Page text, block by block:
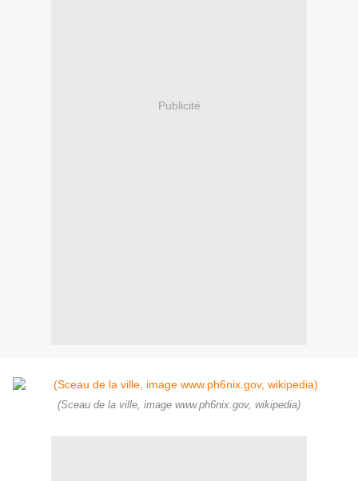
Publicité
(Sceau de la ville, image www.ph6nix.gov, wikipedia)